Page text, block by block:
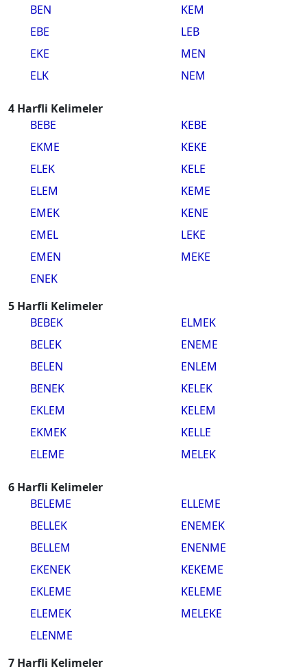
BEN
EBE
EKE
ELK
KEM
LEB
MEN
NEM
4 Harfli Kelimeler
BEBE
EKME
ELEK
ELEM
EMEK
EMEL
EMEN
ENEK
KEBE
KEKE
KELE
KEME
KENE
LEKE
MEKE
5 Harfli Kelimeler
BEBEK
BELEK
BELEN
BENEK
EKLEM
EKMEK
ELEME
ELMEK
ENEME
ENLEM
KELEK
KELEM
KELLE
MELEK
6 Harfli Kelimeler
BELEME
BELLEK
BELLEM
EKENEK
EKLEME
ELEMEK
ELENME
ELLEME
ENEMEK
ENENME
KEKEME
KELEME
MELEKE
7 Harfli Kelimeler